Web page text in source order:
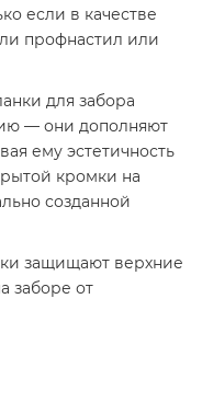
если в качестве
профнастил или
для забора
— они дополняют
ему эстетичность
кромки на
созданной
защищают верхние
заборе от